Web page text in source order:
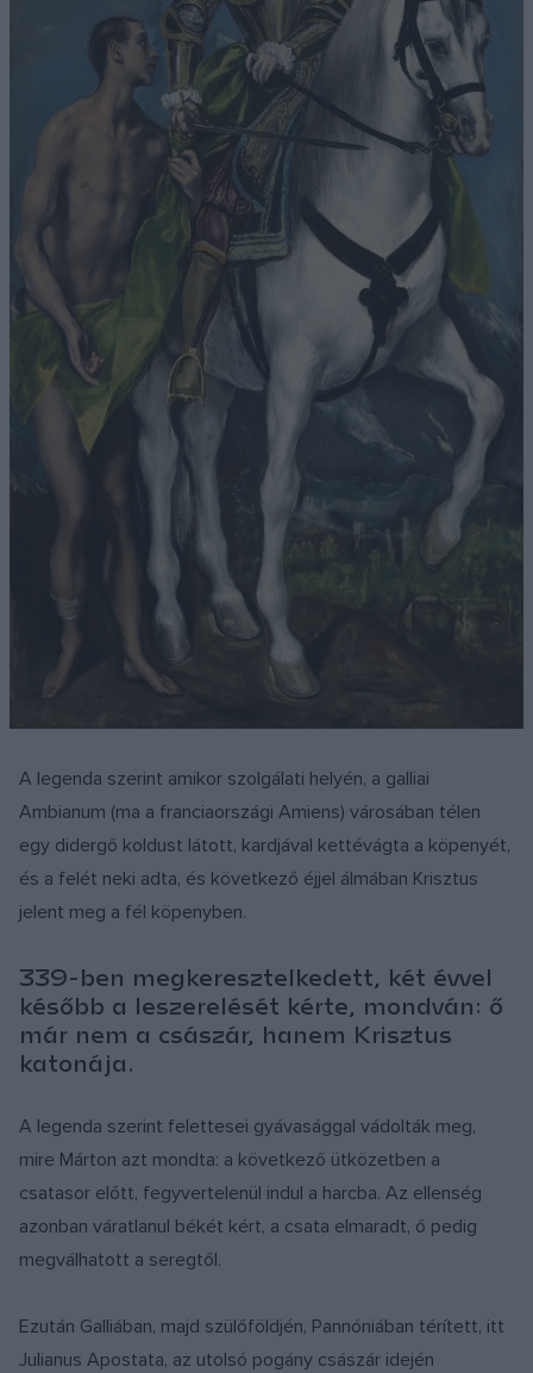
A legenda szerint amikor szolgálati helyén, a galliai
Ambianum (ma a franciaországi Amiens) városában télen
egy didergő koldust látott, kardjával kettévágta a köpenyét,
és a felét neki adta, és következő éjjel álmában Krisztus
jelent meg a fél köpenyben.
339-ben megkeresztelkedett, két évvel
később a leszerelését kérte, mondván: ő
már nem a császár, hanem Krisztus
katonája.
A legenda szerint felettesei gyávasággal vádolták meg,
mire Márton azt mondta: a következő ütközetben a
csatasor előtt, fegyvertelenül indul a harcba. Az ellenség
azonban váratlanul békét kért, a csata elmaradt, ő pedig
megválhatott a seregtől.
Ezután Galliában, majd szülőföldjén, Pannóniában térített, itt
Julianus Apostata, az utolsó pogány császár idején